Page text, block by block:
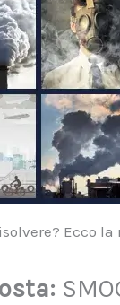
Ecco la